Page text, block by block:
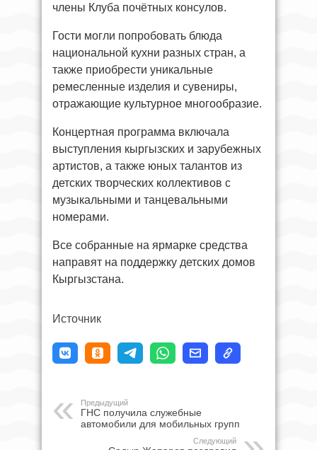
члены Клуба почётных консулов.
Гости могли попробовать блюда
национальной кухни разных стран, а
также приобрести уникальные
ремесленные изделия и сувениры,
отражающие культурное многообразие.
Концертная программа включала
выступления кыргызских и зарубежных
артистов, а также юных талантов из
детских творческих коллективов с
музыкальными и танцевальными
номерами.
Все собранные на ярмарке средства
направят на поддержку детских домов
Кыргызстана.
Источник
Предыдущий
ГНС получила служебные
автомобили для мобильных групп
Следующий